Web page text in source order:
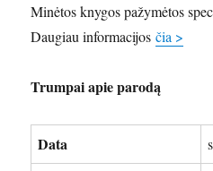
Minėtos knygos pažymėtos
Daugiau informacijosčia >
Trumpai apie parodą
Data